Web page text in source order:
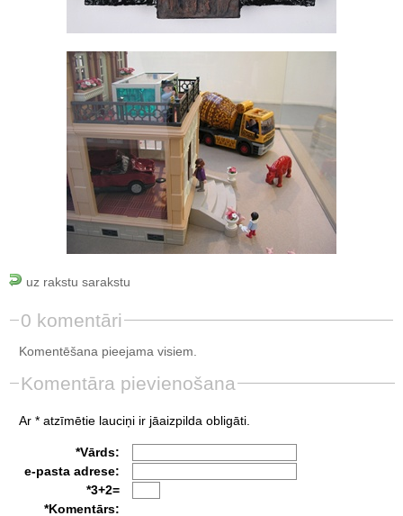
uz rakstu sarakstu
0 komentāri
Komentēšana pieejama visiem.
Komentāra pievienošana
Ar * atzīmētie lauciņi ir jāaizpilda obligāti.
*Vārds:
e-pasta adrese:
*3+2=
*Komentārs: